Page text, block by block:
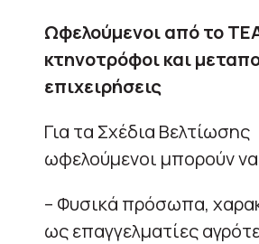
Ωφελούμενοι από το
κτηνοτρόφοι και
επιχειρήσεις
Για τα Σχέδια Βελτίωσης
ωφελούμενοι μπορούν να
– Φυσικά πρόσωπα,
ως επαγγελματίες